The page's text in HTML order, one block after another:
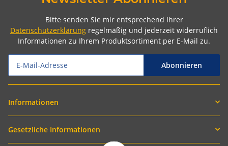
Bitte senden Sie mir entsprechend Ihrer
Datenschutzerklärung regelmäßig und jederzeit widerruflich
Informationen zu Ihrem Produktsortiment per E-Mail zu.
Abonnieren
Informationen
Gesetzliche Informationen